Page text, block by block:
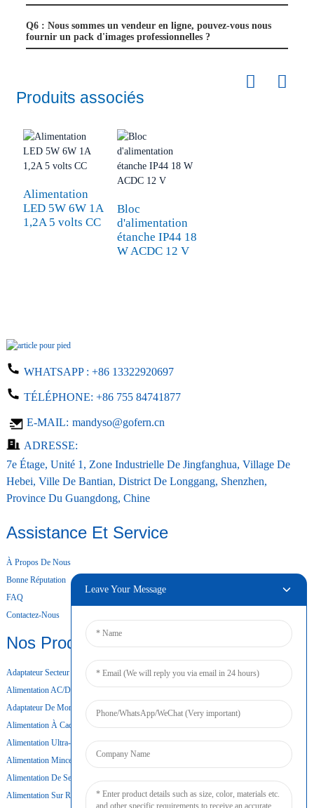
Q6 : Nous sommes un vendeur en ligne, pouvez-vous nous
fournir un pack d'images professionnelles ?
Produits associés
Alimentation
LED 5W 6W 1A
1,2A 5 volts CC
Bloc
d'alimentation
étanche IP44 18
W ACDC 12 V
WHATSAPP : +86 13322920697
TÉLÉPHONE: +86 755 84741877
E-MAIL: mandyso@gofern.cn
ADRESSE:
7e Étage, Unité 1, Zone Industrielle De Jingfanghua, Village De
Hebei, Ville De Bantian, District De Longgang, Shenzhen,
Province Du Guangdong, Chine
Assistance Et Service
À Propos De Nous
Bonne Réputation
FAQ
Contactez-Nous
Nos Produits
Adaptateur Secteur De Bureau
Alimentation AC/DC
Adaptateur De Montage Mural
Alimentation À Cadre Ouvert
Alimentation Ultra-Mince
Alimentation Mince
Alimentation De Secours Par Batterie
Alimentation Sur Rail DIN
Leave Your Message